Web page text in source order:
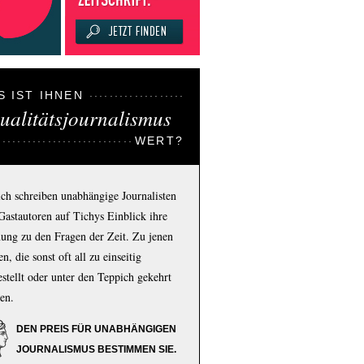
IST IHNEN
WERT?
schreiben unabhängige Journalisten
auf Tichys Einblick ihre
zu den Fragen der Zeit. Zu jenen
die sonst oft all zu einseitig
oder unter den Teppich gekehrt
DEN PREIS FÜR UNABHÄNGIGEN
JOURNALISMUS BESTIMMEN SIE.